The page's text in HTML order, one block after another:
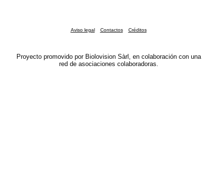
Aviso legal Contactos Créditos
Proyecto promovido por Biolovision Sàrl, en colaboración con una
red de asociaciones colaboradoras.